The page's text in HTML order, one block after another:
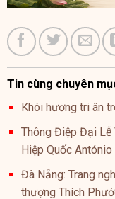
Tin cùng chuyên
Khói hương tri ân
Thông Điệp Đại Lễ
Hiệp Quốc
Đà Nẵng: Trang
thượng Thích